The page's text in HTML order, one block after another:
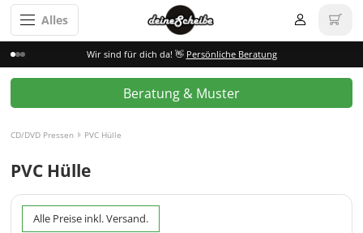
Alles
Wir sind für dich da! 👋 Persönliche Beratung
Beratung & Muster
CD/DVD Pressen PVC Hülle
PVC Hülle
Alle Preise inkl. Versand.